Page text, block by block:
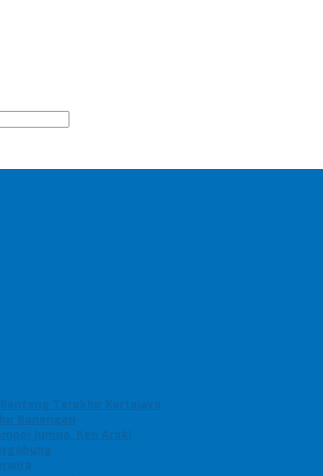
Terakhir Kertajaya
Banengan
Jumpa, Ken Arok!